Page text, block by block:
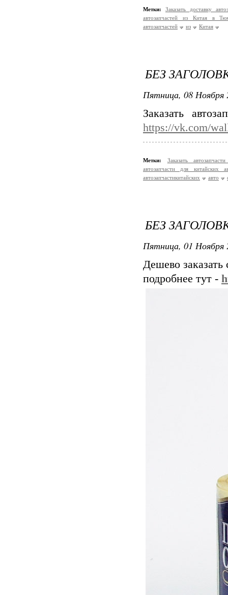
Метки:
Заказать доставку
автозапчастей из Китая в
автозапчастей
из Китая
БЕЗ
Пятница, 08 Ноября
Заказать
https://vk.com/
Метки:
Заказать
автозапчасти для
автозапчастикитайских
авто
БЕЗ
Пятница, 01 Ноября
Дешево
подробнее тут -